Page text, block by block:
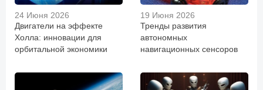
24 Июня 2026
Двигатели на эффекте
Холла: инновации для
орбитальной экономики
19 Июня 2026
Тренды развития
автономных
навигационных сенсоров